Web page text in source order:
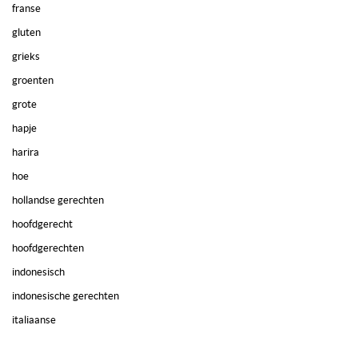
franse
gluten
grieks
groenten
grote
hapje
harira
hoe
hollandse gerechten
hoofdgerecht
hoofdgerechten
indonesisch
indonesische gerechten
italiaanse